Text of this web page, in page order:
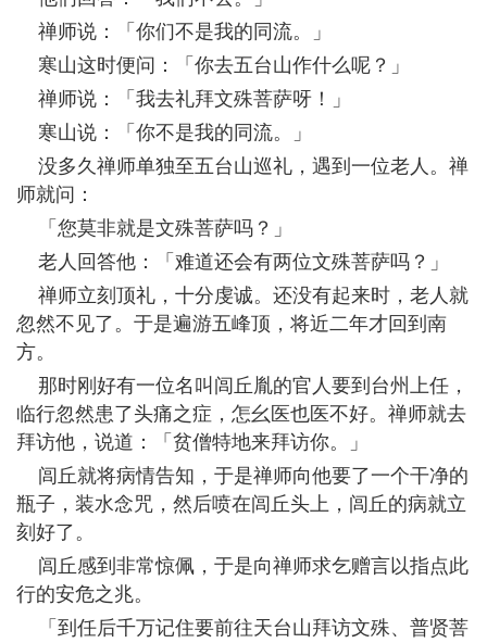
禅师说：「你们不是我的同流。」
寒山这时便问：「你去五台山作什么呢？」
禅师说：「我去礼拜文殊菩萨呀！」
寒山说：「你不是我的同流。」
没多久禅师单独至五台山巡礼，遇到一位老人。禅
师就问：
「您莫非就是文殊菩萨吗？」
老人回答他：「难道还会有两位文殊菩萨吗？」
禅师立刻顶礼，十分虔诚。还没有起来时，老人就
忽然不见了。于是遍游五峰顶，将近二年才回到南
方。
那时刚好有一位名叫闾丘胤的官人要到台州上任，
临行忽然患了头痛之症，怎幺医也医不好。禅师就去
拜访他，说道：「贫僧特地来拜访你。」
闾丘就将病情告知，于是禅师向他要了一个干净的
瓶子，装水念咒，然后喷在闾丘头上，闾丘的病就立
刻好了。
闾丘感到非常惊佩，于是向禅师求乞赠言以指点此
行的安危之兆。
「到任后千万记住要前往天台山拜访文殊、普贤菩